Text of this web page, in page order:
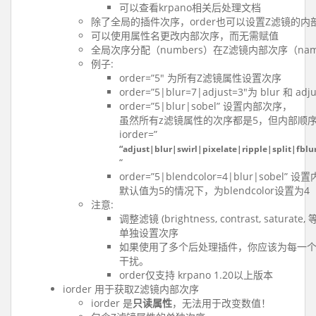
可以查看krpano相关后处理文档
除了全局的插件次序，order也可以设置Z滤镜的内
可以使用属性名更改内部次序，而无需赋值
全局次序分配（numbers）在Z滤镜内部次序（
例子:
order=”5″ 为所有Z滤镜属性设置次序
order=”5|blur=7|adjust=3″为 blur 和
order=”5|blur|sobel” 设置内部次序，
虽然所有z滤镜属性的次序都是5，但内部顺
iorder=”
“
order=”5|blendcolor=4|blur|sobel” 设置
默认值为5的情况下，为blendcolor设置为4
注意:
调整滤镜 (brightness, contrast, saturate,
单独设置次序
如果使用了多个后处理插件，你应该为每一
干扰。
order仅支持 krpano 1.20以上版本
iorder 用于获取Z滤镜内部次序
iorder 是只读属性，无法用于改变数值！